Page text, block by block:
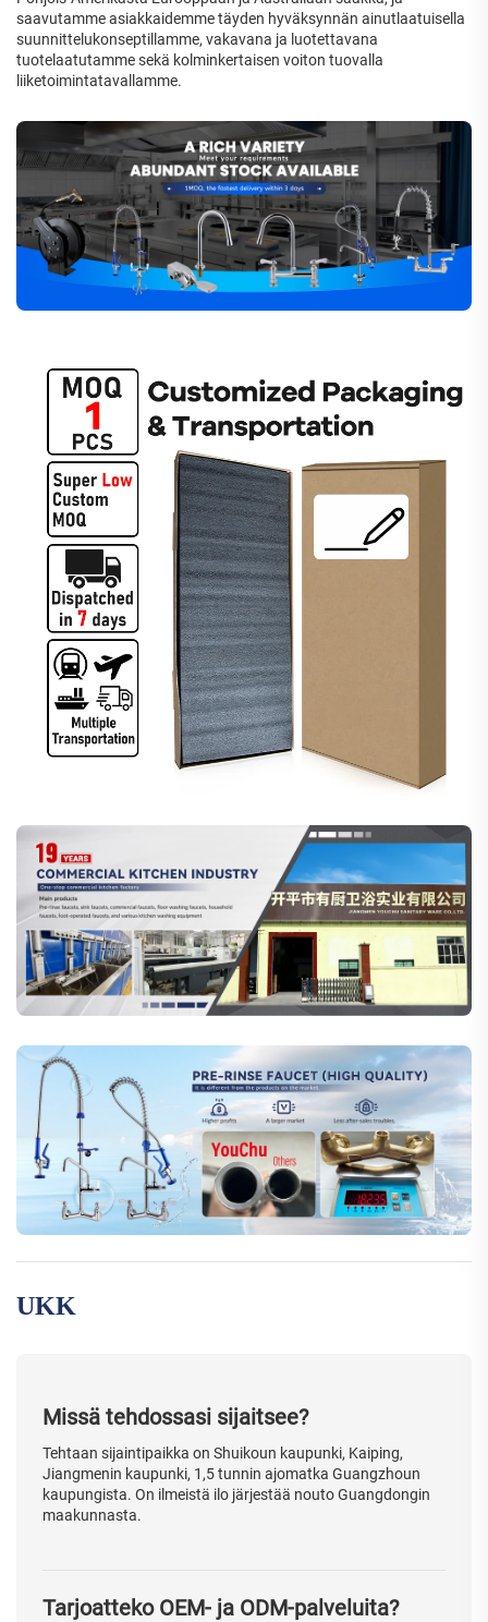
saavutamme asiakkaidemme täyden hyväksynnän ainutlaatuisella
suunnittelukonseptillamme, vakavana ja luotettavana
tuotelaatutamme sekä kolminkertaisen voiton tuovalla
liiketoimintatavallamme.
UKK
Missä tehdossasi sijaitsee?
Tehtaan sijaintipaikka on Shuikoun kaupunki, Kaiping,
Jiangmenin kaupunki, 1,5 tunnin ajomatka Guangzhoun
kaupungista. On ilmeistä ilo järjestää nouto Guangdongin
maakunnasta.
Tarjoatteko OEM- ja ODM-palveluita?